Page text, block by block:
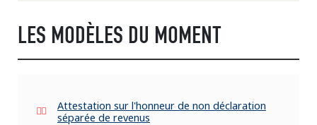
LES MODÈLES DU MOMENT
Attestation sur l'honneur de non déclaration
séparée de revenus